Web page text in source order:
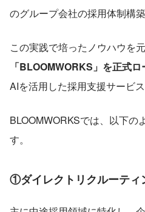
のグループ会社の採用体制構
この実践で培ったノウハウを元
「BLOOMWORKS」を正式ロ
AIを活用した採用支援サービ
BLOOMWORKSでは、以下の
す。
①ダイレクトリクルーティ